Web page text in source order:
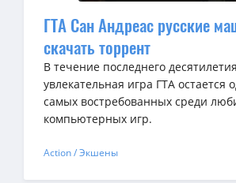
ГТА Сан Андреас русские
скачать торрент
В течение последнего десятилетия
увлекательная игра ГТА остается
самых востребованных среди
компьютерных игр.
Action / Экшены